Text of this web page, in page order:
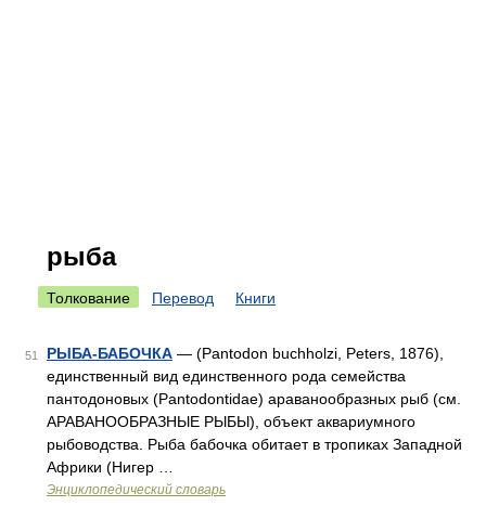
рыба
Толкование Перевод Книги
51 РЫБА-БАБОЧКА — (Pantodon buchholzi, Peters, 1876),
единственный вид единственного рода семейства
пантодоновых (Pantodontidae) араванообразных рыб (см.
АРАВАНООБРАЗНЫЕ РЫБЫ), объект аквариумного
рыбоводства. Рыба бабочка обитает в тропиках Западной
Африки (Нигер …
Энциклопедический словарь